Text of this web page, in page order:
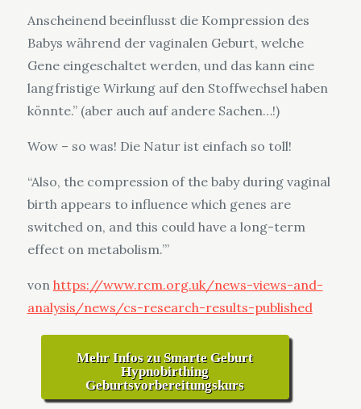
Anscheinend beeinflusst die Kompression des
Babys während der vaginalen Geburt, welche
Gene eingeschaltet werden, und das kann eine
langfristige Wirkung auf den Stoffwechsel haben
könnte.” (aber auch auf andere Sachen…!)
Wow – so was! Die Natur ist einfach so toll!
“Also, the compression of the baby during vaginal
birth appears to influence which genes are
switched on, and this could have a long-term
effect on metabolism.’”
von https://www.rcm.org.uk/news-views-and-
analysis/news/cs-research-results-published
Mehr Infos zu Smarte Geburt
Hypnobirthing
Geburtsvorbereitungskurs